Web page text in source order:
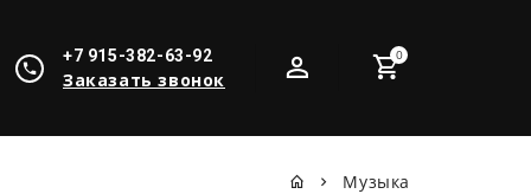
0
+7 915-382-63-92
Заказать звонок
Музыка